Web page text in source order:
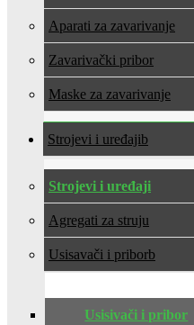
Aparati za zavarivanje
Zavarivački pribor
Maske za zavarivanje
Strojevi i uređaji
Strojevi i uređaji
Agregati za struju
Usisavači i pribor
Usisivači i pribor